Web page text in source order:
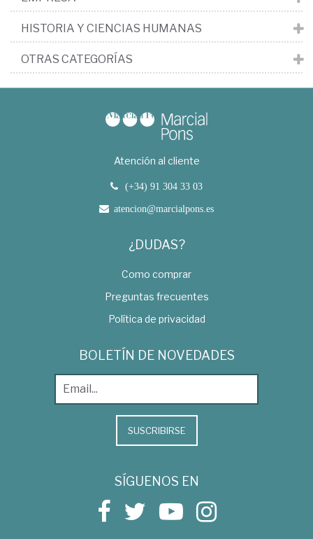
HISTORIA Y CIENCIAS HUMANAS
OTRAS CATEGORÍAS
Atención al cliente
(+34) 91 304 33 03
atencion@marcialpons.es
¿DUDAS?
Como comprar
Preguntas frecuentes
Política de privacidad
BOLETÍN DE NOVEDADES
SUSCRIBIRSE
SÍGUENOS EN